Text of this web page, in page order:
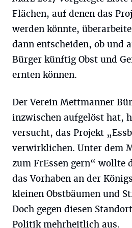
Flächen, auf denen das
werden könnte,
dann entscheiden, ob und
Bürger künftig Obst und
ernten können.
Der Verein Mettmanner
inzwischen aufgelöst hat,
versucht, das Projekt
verwirklichen. Unter dem
zum FrEssen gern“ wollte
das Vorhaben an der
kleinen Obstbäumen und
Doch gegen diesen
Politik mehrheitlich aus.